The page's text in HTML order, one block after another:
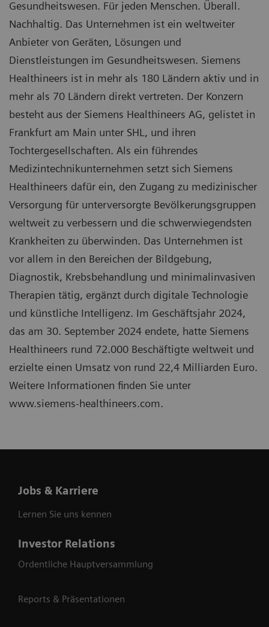
Gesundheitswesen. Für jeden Menschen. Überall.
Nachhaltig. Das Unternehmen ist ein weltweiter
Anbieter von Geräten, Lösungen und
Dienstleistungen im Gesundheitswesen. Siemens
Healthineers ist in mehr als 180 Ländern aktiv und in
mehr als 70 Ländern direkt vertreten. Der Konzern
besteht aus der Siemens Healthineers AG, gelistet in
Frankfurt am Main unter SHL, und ihren
Tochtergesellschaften. Als ein führendes
Medizintechnikunternehmen setzt sich Siemens
Healthineers dafür ein, den Zugang zu medizinischer
Versorgung für unterversorgte Bevölkerungsgruppen
weltweit zu verbessern und die schwerwiegendsten
Krankheiten zu überwinden. Das Unternehmen ist
vor allem in den Bereichen der Bildgebung,
Diagnostik, Krebsbehandlung und minimalinvasiven
Therapien tätig, ergänzt durch digitale Technologie
und künstliche Intelligenz. Im Geschäftsjahr 2024,
das am 30. September 2024 endete, hatte Siemens
Healthineers rund 72.000 Beschäftigte weltweit und
erzielte einen Umsatz von rund 22,4 Milliarden Euro.
Weitere Informationen finden Sie unter
www.siemens-healthineers.com.
Jobs & Karriere
Lernen Sie uns kennen
Investor Relations
Ordentliche Hauptversammlung
Reports & Präsentationen